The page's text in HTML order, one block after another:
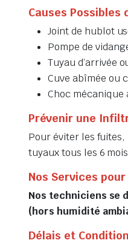
Causes Possibles
Joint de hublot
Pompe de
Tuyau d’arrivée
Cuve abîmée ou
Choc mécanique
Prévenir une
Pour éviter les
tuyaux tous les 6
Nos Services
Nos techniciens se
(hors humidité
Délais et